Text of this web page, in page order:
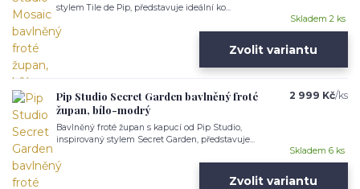
stylem Tile de Pip, představuje ideální ko...
Skladem 2 ks
Zvolit variantu
Pip Studio Secret Garden bavlněný froté
župan, bílo-modrý
Bavlněný froté župan s kapucí od Pip Studio,
inspirovaný stylem Secret Garden, představuje...
2 999 Kč/ks
Skladem 6 ks
Zvolit variantu